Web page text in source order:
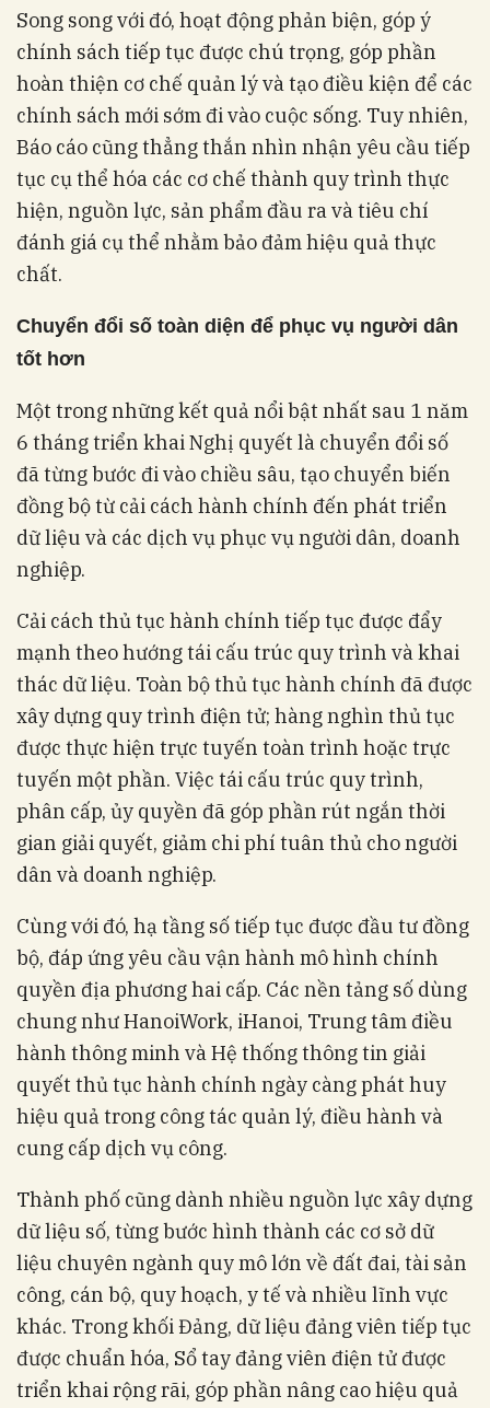
Song song với đó, hoạt động phản biện, góp ý
chính sách tiếp tục được chú trọng, góp phần
hoàn thiện cơ chế quản lý và tạo điều kiện để các
chính sách mới sớm đi vào cuộc sống. Tuy nhiên,
Báo cáo cũng thẳng thắn nhìn nhận yêu cầu tiếp
tục cụ thể hóa các cơ chế thành quy trình thực
hiện, nguồn lực, sản phẩm đầu ra và tiêu chí
đánh giá cụ thể nhằm bảo đảm hiệu quả thực
chất.
Chuyển đổi số toàn diện để phục vụ người dân
tốt hơn
Một trong những kết quả nổi bật nhất sau 1 năm
6 tháng triển khai Nghị quyết là chuyển đổi số
đã từng bước đi vào chiều sâu, tạo chuyển biến
đồng bộ từ cải cách hành chính đến phát triển
dữ liệu và các dịch vụ phục vụ người dân, doanh
nghiệp.
Cải cách thủ tục hành chính tiếp tục được đẩy
mạnh theo hướng tái cấu trúc quy trình và khai
thác dữ liệu. Toàn bộ thủ tục hành chính đã được
xây dựng quy trình điện tử; hàng nghìn thủ tục
được thực hiện trực tuyến toàn trình hoặc trực
tuyến một phần. Việc tái cấu trúc quy trình,
phân cấp, ủy quyền đã góp phần rút ngắn thời
gian giải quyết, giảm chi phí tuân thủ cho người
dân và doanh nghiệp.
Cùng với đó, hạ tầng số tiếp tục được đầu tư đồng
bộ, đáp ứng yêu cầu vận hành mô hình chính
quyền địa phương hai cấp. Các nền tảng số dùng
chung như HanoiWork, iHanoi, Trung tâm điều
hành thông minh và Hệ thống thông tin giải
quyết thủ tục hành chính ngày càng phát huy
hiệu quả trong công tác quản lý, điều hành và
cung cấp dịch vụ công.
Thành phố cũng dành nhiều nguồn lực xây dựng
dữ liệu số, từng bước hình thành các cơ sở dữ
liệu chuyên ngành quy mô lớn về đất đai, tài sản
công, cán bộ, quy hoạch, y tế và nhiều lĩnh vực
khác. Trong khối Đảng, dữ liệu đảng viên tiếp tục
được chuẩn hóa, Sổ tay đảng viên điện tử được
triển khai rộng rãi, góp phần nâng cao hiệu quả